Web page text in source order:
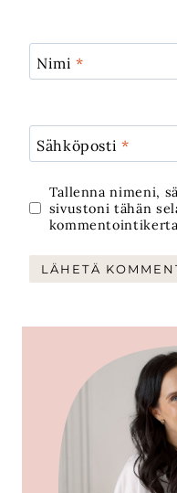
Nimi*
Sähköposti*
Tallenna nimeni,
sivustoni tähän